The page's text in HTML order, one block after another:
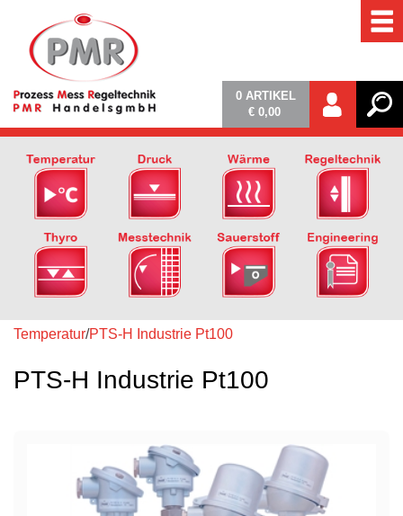
0 ARTIKEL
€ 0,00
Temperatur/PTS-H Industrie Pt100
PTS-H Industrie Pt100